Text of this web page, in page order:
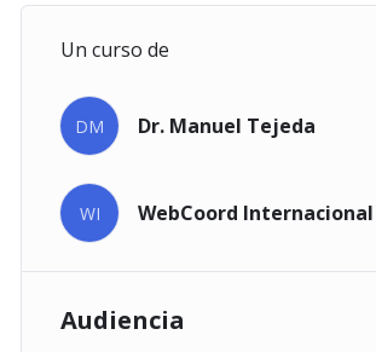
Un curso de
DM Dr. Manuel Tejeda
WI WebCoord Internacional
Audiencia